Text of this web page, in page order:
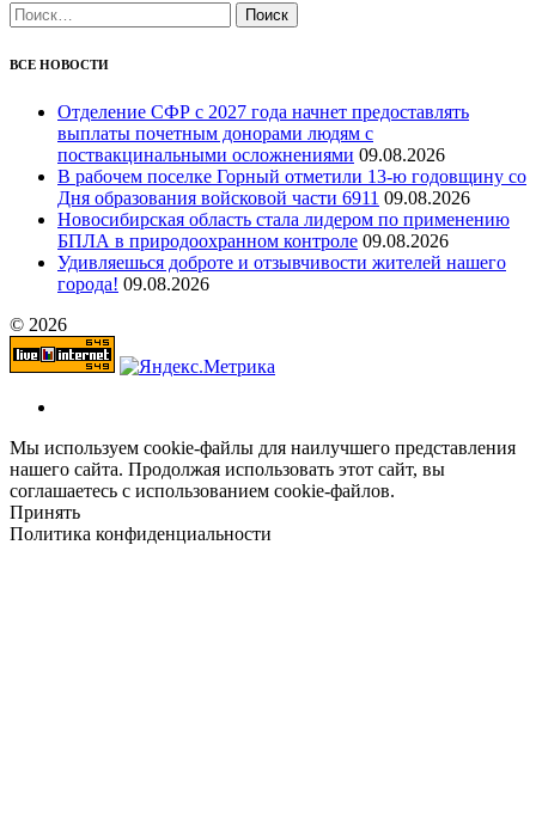
Найти:
ВСЕ НОВОСТИ
Отделение СФР с 2027 года начнет предоставлять
выплаты почетным донорами людям с
поствакцинальными осложнениями 09.08.2026
В рабочем поселке Горный отметили 13-ю годовщину со
Дня образования войсковой части 6911 09.08.2026
Новосибирская область стала лидером по применению
БПЛА в природоохранном контроле 09.08.2026
Удивляешься доброте и отзывчивости жителей нашего
города! 09.08.2026
© 2026
Мы используем cookie-файлы для наилучшего представления
нашего сайта. Продолжая использовать этот сайт, вы
соглашаетесь с использованием cookie-файлов.
Принять
Политика конфиденциальности